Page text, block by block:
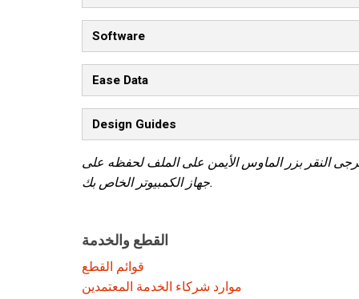
Software
Ease Data
Design Guides
النقر بزر الماوس الأيمن على الملف لحفظه على
جهاز الكمبيوتر الخاص بك.
القطع والخدمة
قوائم القطع
موارد شركاء الخدمة المعتمدين